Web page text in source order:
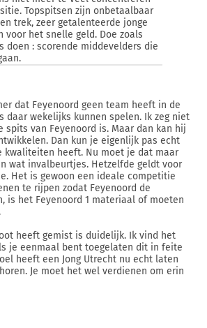
Topspitsen zijn onbetaalbaar
trek, zeer getalenteerde jonge
voor het snelle geld. Doe zoals
doen : scorende middevelders die
dat Feyenoord geen team heeft in de
daar wekelijks kunnen spelen. Ik zeg niet
van Feyenoord is. Maar dan kan hij
Dan kun je eigenlijk pas echt
kwaliteiten heeft. Nu moet je dat maar
wat invalbeurtjes. Hetzelfde geldt voor
Het is gewoon een ideale competitie
te rijpen zodat Feyenoord de
is het Feyenoord 1 materiaal of moeten
heeft gemist is duidelijk. Ik vind het
je eenmaal bent toegelaten dit in feite
heeft een Jong Utrecht nu echt laten
Je moet het wel verdienen om erin